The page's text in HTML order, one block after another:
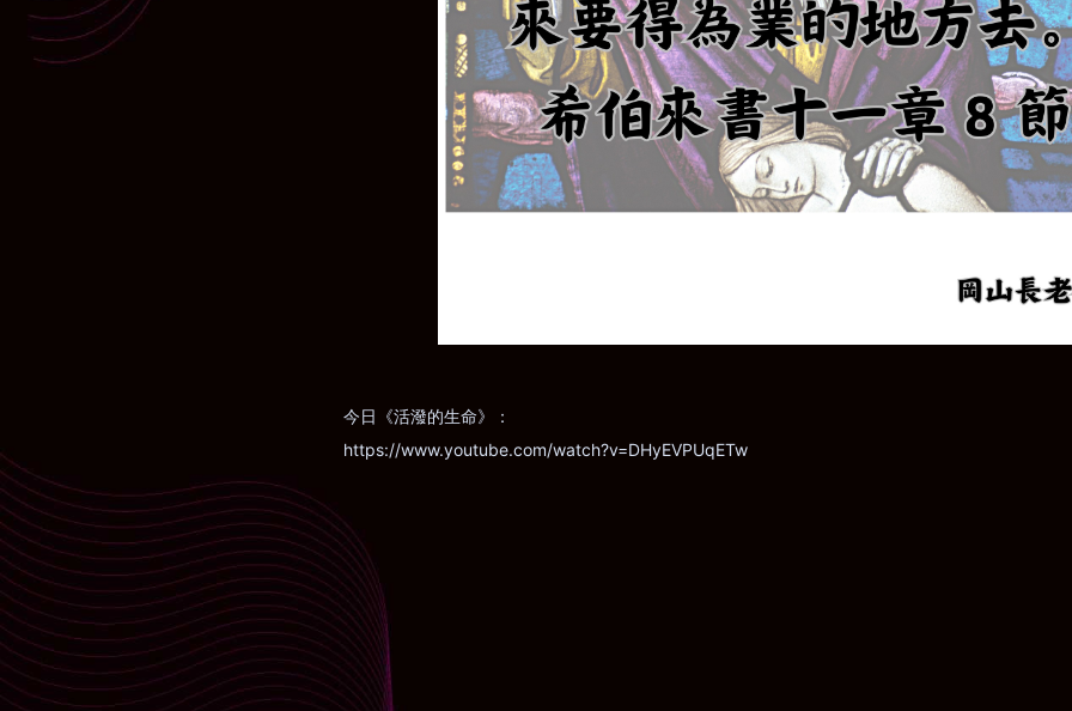
今日《活潑的生命》：
https://www.youtube.com/watch?v=DHyEVPUqETw